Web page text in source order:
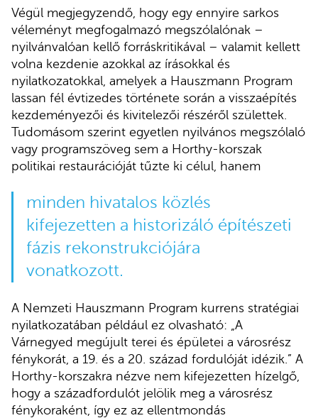
Végül megjegyzendő, hogy egy ennyire sarkos
véleményt megfogalmazó megszólalónak –
nyilvánvalóan kellő forráskritikával – valamit kellett
volna kezdenie azokkal az írásokkal és
nyilatkozatokkal, amelyek a Hauszmann Program
lassan fél évtizedes története során a visszaépítés
kezdeményezői és kivitelezői részéről születtek.
Tudomásom szerint egyetlen nyilvános megszólaló
vagy programszöveg sem a Horthy-korszak
politikai restaurációját tűzte ki célul, hanem
minden hivatalos közlés
kifejezetten a historizáló építészeti
fázis rekonstrukciójára
vonatkozott.
A Nemzeti Hauszmann Program kurrens stratégiai
nyilatkozatában például ez olvasható: „A
Várnegyed megújult terei és épületei a városrész
fénykorát, a 19. és a 20. század fordulóját idézik.” A
Horthy-korszakra nézve nem kifejezetten hízelgő,
hogy a századfordulót jelölik meg a városrész
fénykoraként, így ez az ellentmondás